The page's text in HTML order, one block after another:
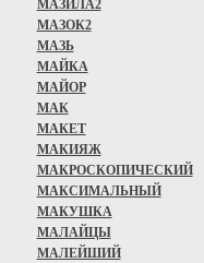
МАЗИЛА2
МАЗОК2
МАЗЬ
МАЙКА
МАЙОР
МАК
МАКЕТ
МАКИЯЖ
МАКРОСКОПИЧЕСКИЙ
МАКСИМАЛЬНЫЙ
МАКУШКА
МАЛАЙЦЫ
МАЛЕЙШИЙ